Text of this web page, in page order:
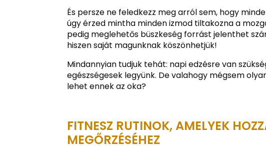
És persze ne feledkezz meg arról sem, hogy
úgy érzed mintha minden izmod tiltakozna a
pedig meglehetős büszkeség forrást jelenthet
hiszen saját magunknak köszönhetjük!
Mindannyian tudjuk tehát: napi edzésre van
egészségesek legyünk. De valahogy mégsem
lehet ennek az oka?
FITNESZ RUTINOK, AMELYEK
MEGŐRZÉSÉHEZ